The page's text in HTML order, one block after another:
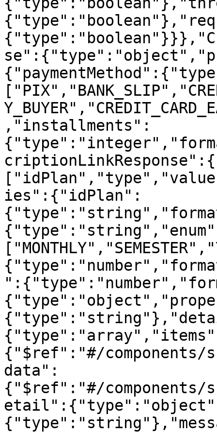
,"installments":
ies":{"idPlan":
{"$ref":"#/components/
data":
{"$ref":"#/components/